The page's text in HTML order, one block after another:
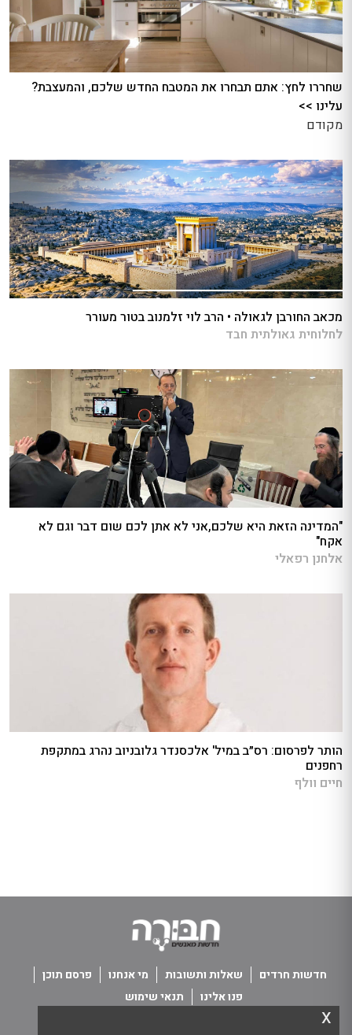
x
שחררו לחץ: אתם תבחרו את המטבח החדש שלכם, והמעצבת?
עלינו >>
מקודם
מכאב החורבן לגאולה • הרב לוי זלמנוב בטור מעורר
לחלוחית גאולתית חבד
"המדינה הזאת היא שלכם,אני לא אתן לכם שום דבר וגם לא
אקח"
אלחנן רפאלי
הותר לפרסום: רס״ב במיל' אלכסנדר גלובניוב נהרג במתקפת
רחפנים
חיים וולף
חדשות חרדים שאלות ותשובות מי אנחנו
פרסם תוכן
פנו אלינו
תנאי שימוש